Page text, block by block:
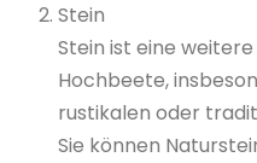
Stein
Stein ist eine
Hochbeete,
rustikalen oder
Sie können